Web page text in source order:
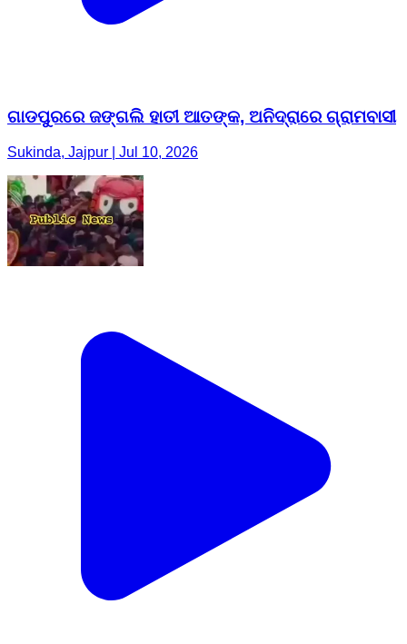
ଗାଡପୁରରେ ଜଙ୍ଗଲି ହାତୀ ଆତଙ୍କ, ଅନିଦ୍ରାରେ ଗ୍ରାମବାସୀ
Sukinda, Jajpur | Jul 10, 2026